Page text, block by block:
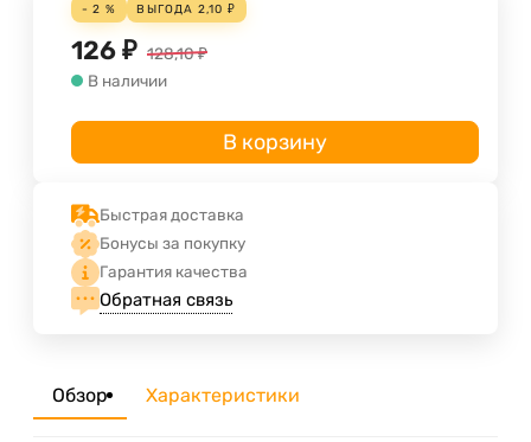
- 2 % ВЫГОДА 2,10 ₽
126 ₽ 128,10₽
В наличии
В корзину
Быстрая доставка
Бонусы за покупку
Гарантия качества
Обратная связь
Обзор Характеристики